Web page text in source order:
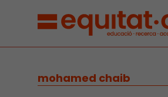
mohamed chaib